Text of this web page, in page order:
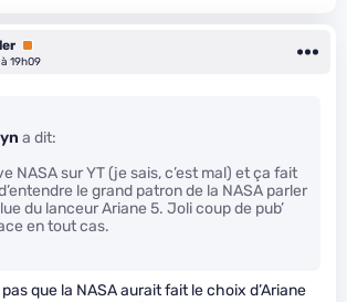
Premium
19h09
a dit:
NASA sur YT (je sais, c’est mal) et ça fait
le grand patron de la NASA parler
du lanceur Ariane 5. Joli coup de pub’
en tout cas.
que la NASA aurait fait le choix d’Ariane